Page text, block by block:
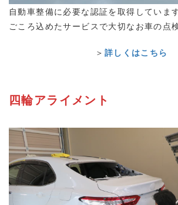
自動車整備に必要な認証を取得していま
ごころ込めたサービスで大切なお車の点
＞ 詳しくはこちら
四輪アライメント